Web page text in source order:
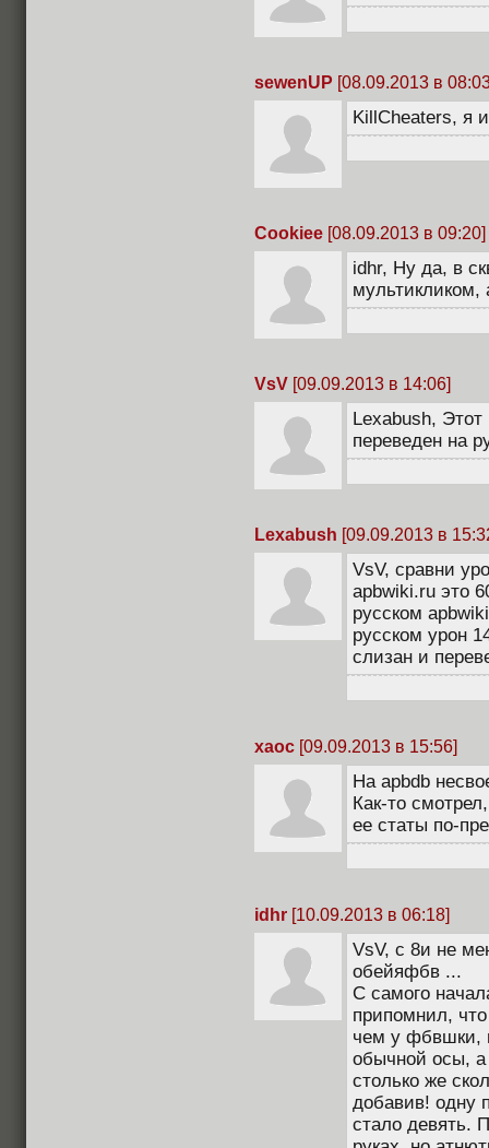
sewenUP [08.09.2013 в
KillCheaters, я
Cookiee [08.09.2013 в 09:20]
idhr, Ну да, в
мультикликом,
VsV [09.09.2013 в 14:06]
Lexabush,
переведен на
Lexabush [09.09.2013 в
VsV, сравни
apbwiki.ru это
русском
русском урон
слизан и
xaoc [09.09.2013 в 15:56]
На apbdb
Как-то
ее статы по-
idhr [10.09.2013 в 06:18]
VsV, с 8и не
обейяфбв ...
С самого
припомнил,
чем у фбвшки,
обычной осы, а
столько же
добавив! одну
стало девять.